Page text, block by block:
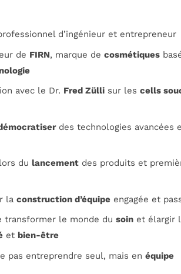
d’ingénieur et entrepreneur
de FIRN, marque de cosmétiques
avec le Dr. Fred Zülli sur les cells
des technologies avancées
du lancement des produits et
la construction d’équipe engagée et
transformer le monde du soin et élargir
et bien-être
pas entreprendre seul, mais en équipe